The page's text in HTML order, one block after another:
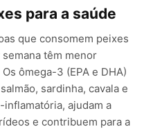
para a saúde
que consomem peixes
têm menor
ômega-3 (EPA e DHA)
sardinha, cavala e
ajudam a
e contribuem para a